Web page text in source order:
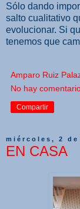
Sólo dando
salto cualitativo
evolucionar. Si
tenemos que
Amparo Ruiz
No hay
Compartir
miércoles, 2 de
EN CASA